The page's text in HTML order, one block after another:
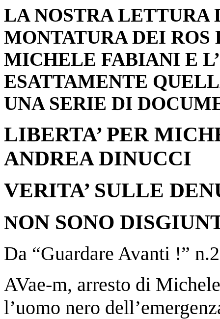
LA NOSTRA LETTURA
MONTATURA DEI ROS
MICHELE FABIANI E
ESATTAMENTE
UNA SERIE DI
LIBERTA’ PER
ANDREA DINUCCI
VERITA’ SULLE
NON SONO
Da “Guardare Avanti !”
AVae-m, arresto di
l’uomo nero